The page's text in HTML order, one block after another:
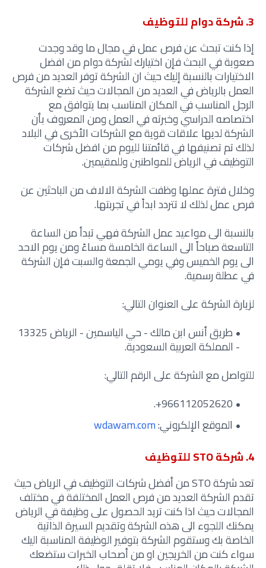
3. شركة دوام للتوظيف
إذا كنت تبحث عن فرص عمل في مجال ما وقد وجدت
صعوبة في البحث فإن اختيارك لشركة دوام من افضل
الاختيارات بالنسبة إليك حيث ان الشركة توفر العديد من فرص
العمل بالرياض في العديد من المجالات حيث تضع الشركة
الرجل المناسب في المكان المناسب بما يتوافق مع
اختصاصه الدراسي وخبرته في العمل ومن المعروف بأن
الشركة لديها علاقات قوية مع الشركات الأخرى في البلاد
لذلك تم تصنيفها في قائمتنا لليوم من افضل شركات
التوظيف في الرياض للمواطنين وللمقيمين.
وخلال فترة عملها وظفت الشركة الالاف من الباحثين عن
فرص عمل لذلك لا تتردد ابداً في تجربتها.
بالنسبة الى مواعيد عمل الشركة فهي تبدأ من الساعة
التاسعة صباحاً الى الساعة الخامسة مساءً ومن يوم الاحد
الى يوم الخميس وفي يومي الجمعة والسبت فإن الشركة
في عطلة رسمية.
لزيارة الشركة على العنوان التالي:
طريق أنس ابن مالك - حي الياسمين - الرياض 13325
- المملكة العربية السعودية.
للتواصل مع الشركة على الرقم التالي:
966112052620‏+‏.‬
الموقع الإلكروني:wdawam.com
4. شركة STO للتوظيف
تعد شركة STO من أفضل شركات التوظيف في الرياض حيث
تقدم الشركة العديد من فرص العمل المختلفة في مختلف
المجالات حيث اذا كنت تريد الحصول على وظيفة في الرياض
يمكنك اللجوء الى هذه الشركة وتقديم السيرة الذاتية
الخاصة بك وستقوم الشركة بتوفير الوظيفة المناسبة اليك
سواء كنت من الخريجين او من أصحاب الخبرات ستضعك